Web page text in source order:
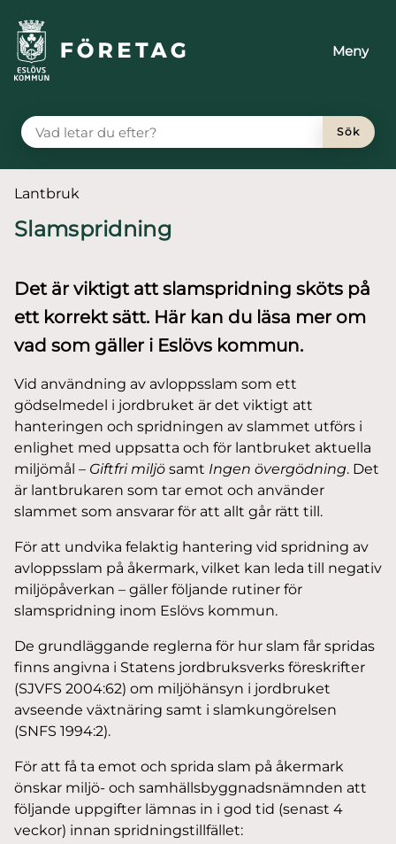
till innehåll
huvudmeny
till sidomeny
Meny
VAD LETAR DU EFTER?
Sök
Du är här:
Lantbruk
Slamspridning
Det är viktigt att slamspridning sköts på
ett korrekt sätt. Här kan du läsa mer om
vad som gäller i Eslövs kommun.
Vid användning av avloppsslam som ett
gödselmedel i jordbruket är det viktigt att
hanteringen och spridningen av slammet utförs i
enlighet med uppsatta och för lantbruket aktuella
miljömål – Giftfri miljö samt Ingen övergödning. Det
är lantbrukaren som tar emot och använder
slammet som ansvarar för att allt går rätt till.
För att undvika felaktig hantering vid spridning av
avloppsslam på åkermark, vilket kan leda till negativ
miljöpåverkan – gäller följande rutiner för
slamspridning inom Eslövs kommun.
De grundläggande reglerna för hur slam får spridas
finns angivna i Statens jordbruksverks föreskrifter
(SJVFS 2004:62) om miljöhänsyn i jordbruket
avseende växtnäring samt i slamkungörelsen
(SNFS 1994:2).
För att få ta emot och sprida slam på åkermark
önskar miljö- och samhällsbyggnadsnämnden att
följande uppgifter lämnas in i god tid (senast 4
veckor) innan spridningstillfället: